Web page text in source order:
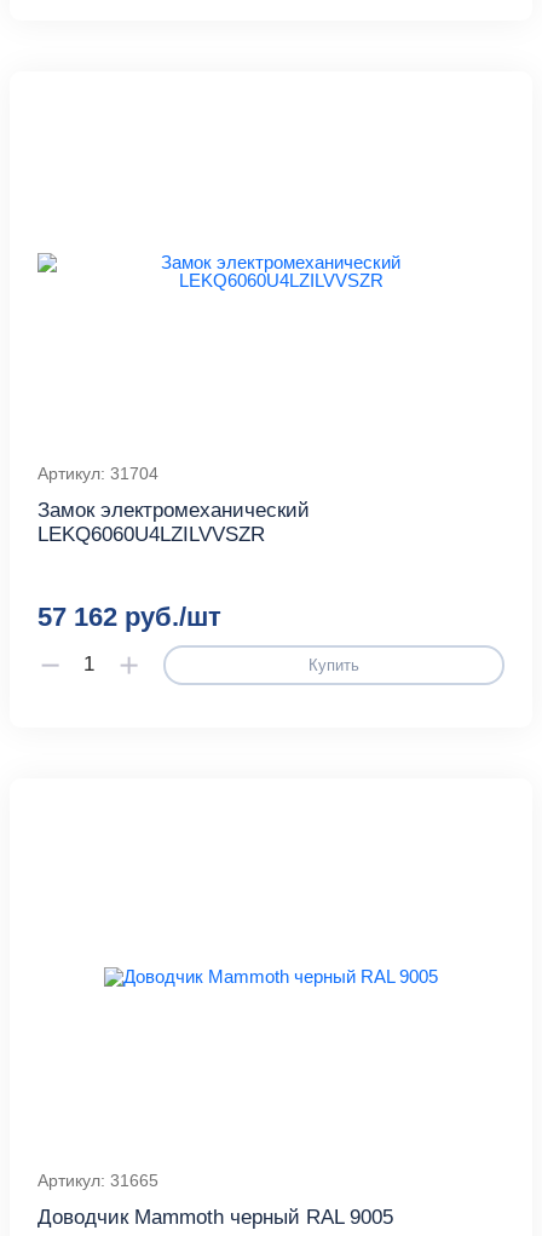
Артикул: 31704
Замок электромеханический
LEKQ6060U4LZILVVSZR
57 162 руб./шт
Купить
Артикул: 31665
Доводчик Mammoth черный RAL 9005